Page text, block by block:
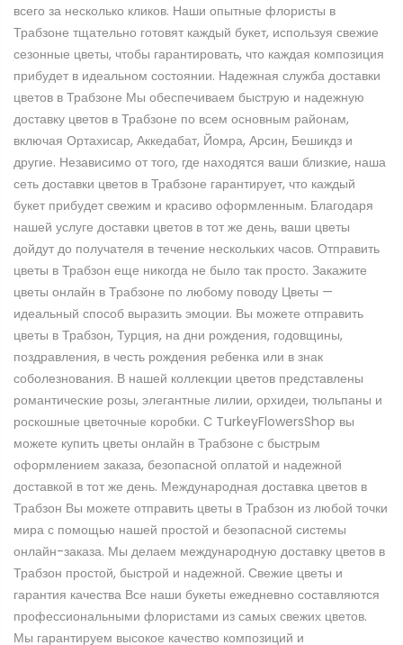
всего за несколько кликов. Наши опытные флористы в
Трабзоне тщательно готовят каждый букет, используя свежие
сезонные цветы, чтобы гарантировать, что каждая композиция
прибудет в идеальном состоянии. Надежная служба доставки
цветов в Трабзоне Мы обеспечиваем быструю и надежную
доставку цветов в Трабзоне по всем основным районам,
включая Ортахисар, Аккедабат, Йомра, Арсин, Бешикдз и
другие. Независимо от того, где находятся ваши близкие, наша
сеть доставки цветов в Трабзоне гарантирует, что каждый
букет прибудет свежим и красиво оформленным. Благодаря
нашей услуге доставки цветов в тот же день, ваши цветы
дойдут до получателя в течение нескольких часов. Отправить
цветы в Трабзон еще никогда не было так просто. Закажите
цветы онлайн в Трабзоне по любому поводу Цветы —
идеальный способ выразить эмоции. Вы можете отправить
цветы в Трабзон, Турция, на дни рождения, годовщины,
поздравления, в честь рождения ребенка или в знак
соболезнования. В нашей коллекции цветов представлены
романтические розы, элегантные лилии, орхидеи, тюльпаны и
роскошные цветочные коробки. С TurkeyFlowersShop вы
можете купить цветы онлайн в Трабзоне с быстрым
оформлением заказа, безопасной оплатой и надежной
доставкой в тот же день. Международная доставка цветов в
Трабзон Вы можете отправить цветы в Трабзон из любой точки
мира с помощью нашей простой и безопасной системы
онлайн-заказа. Мы делаем международную доставку цветов в
Трабзон простой, быстрой и надежной. Свежие цветы и
гарантия качества Все наши букеты ежедневно составляются
профессиональными флористами из самых свежих цветов.
Мы гарантируем высокое качество композиций и